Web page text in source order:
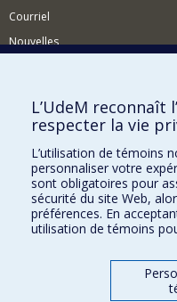
Courriel
Nouvelles
Comment soutenir le
BESOIN D'AIDE?
Plan du site
Signaler une erreur
Accessibilité
FACULTÉ DES ARTS ET DES
Nos départements et écoles
L’UdeM reconnaît
respecter la vie
L’utilisation de témoins
personnaliser votre
sont obligatoires pour
sécurité du site Web,
préférences. En
utilisation de témoins